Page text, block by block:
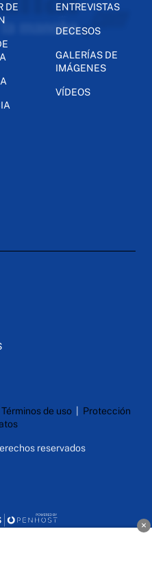
DE
ENTREVISTAS
DECESOS
GALERÍAS DE
IMÁGENES
VÍDEOS
Términos de uso| Protección
reservados
×